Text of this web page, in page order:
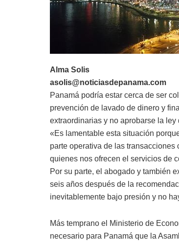
Alma Solis
asolis@noticiasdepanama.com
Panamá podría estar cerca de ser
prevención de lavado de dinero y
extraordinarias y no aprobarse la
«Es lamentable esta situación
parte operativa de las
quienes nos ofrecen el servicios de
Por su parte, el abogado y también
seis años después de la
inevitablemente bajo presión y no
Más temprano el Ministerio de
necesario para Panamá que la